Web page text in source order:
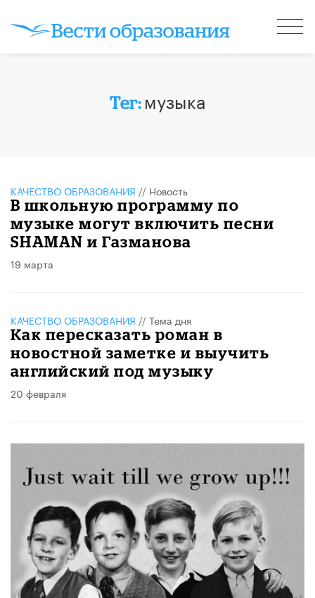
Тег: музыка
КАЧЕСТВО ОБРАЗОВАНИЯ // Новость
В школьную программу по
музыке могут включить песни
SHAMAN и Газманова
19 марта
КАЧЕСТВО ОБРАЗОВАНИЯ // Тема дня
Как пересказать роман в
новостной заметке и выучить
английский под музыку
20 февраля